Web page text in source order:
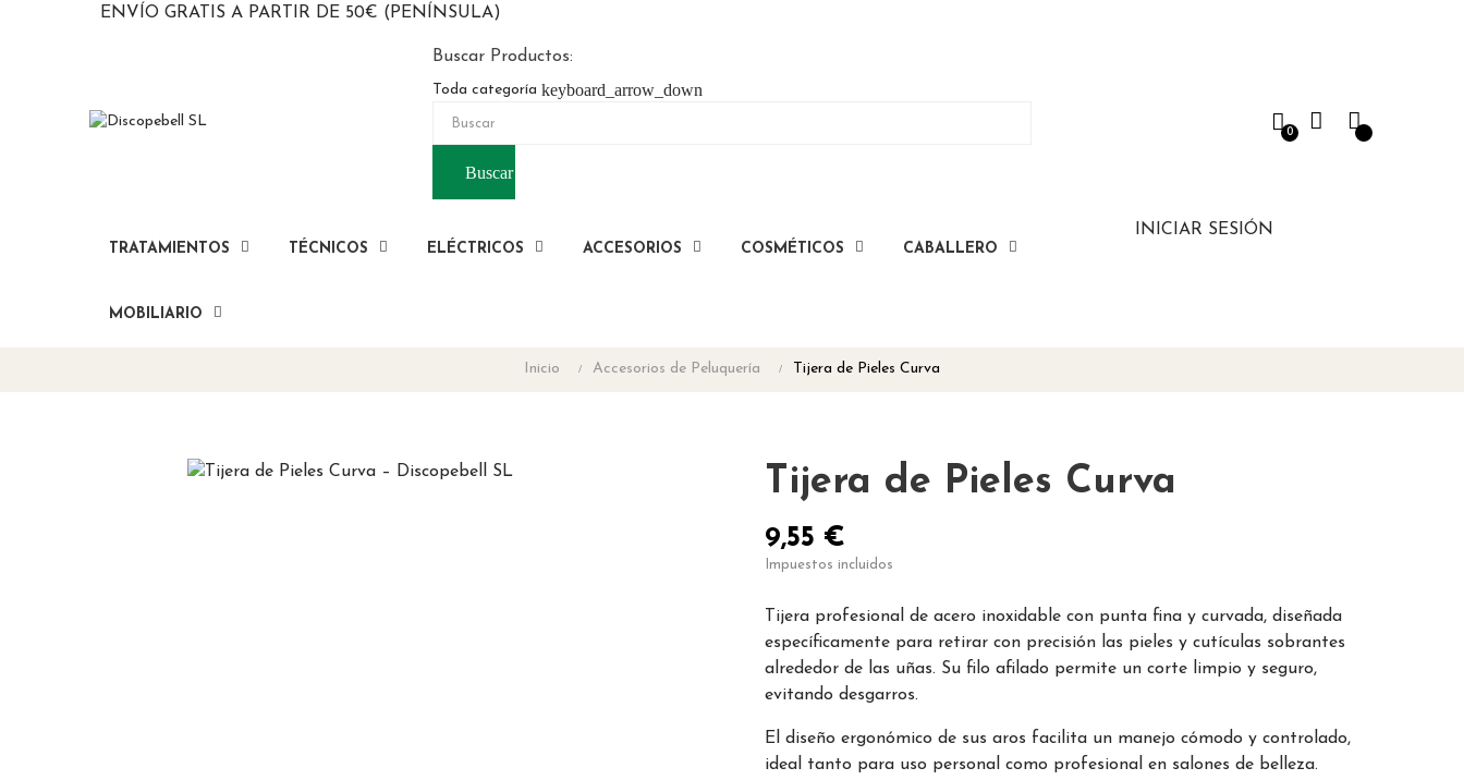
ENVÍO GRATIS A PARTIR DE 50€ (PENÍNSULA)
Buscar Productos:
Toda categoría keyboard_arrow_down
Buscar
0
TRATAMIENTOS TÉCNICOS ELÉCTRICOS ACCESORIOS COSMÉTICOS CABALLERO
MOBILIARIO
INICIAR SESIÓN
Inicio Accesorios de Peluquería Tijera de Pieles Curva
Tijera de Pieles Curva
9,55 €
Impuestos incluidos
Tijera profesional de acero inoxidable con punta fina y curvada, diseñada
específicamente para retirar con precisión las pieles y cutículas sobrantes
alrededor de las uñas. Su filo afilado permite un corte limpio y seguro,
evitando desgarros.
El diseño ergonómico de sus aros facilita un manejo cómodo y controlado,
ideal tanto para uso personal como profesional en salones de belleza.